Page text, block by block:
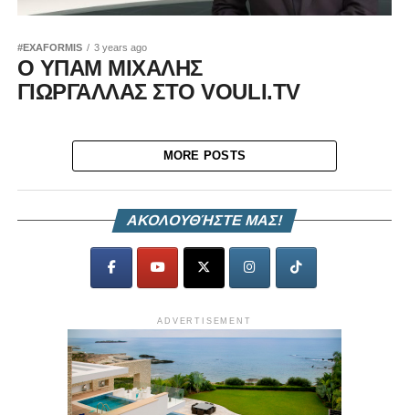
#EXAFORMIS 3 years ago
Ο ΥΠΑΜ ΜΙΧΑΛΗΣ
ΓΙΩΡΓΑΛΛΑΣ ΣΤΟ VOULI.TV
MORE POSTS
ΑΚΟΛΟΥΘΉΣΤΕ ΜΑΣ!
ADVERTISEMENT